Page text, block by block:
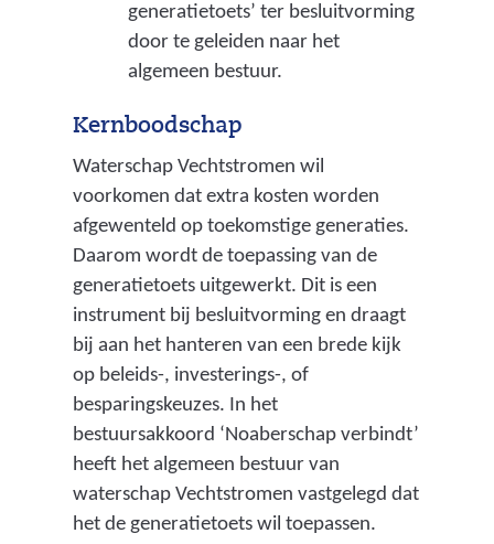
a
i
a
l
l
e
b
e
d
r
j
f
s
m
generatietoets’ ter besluitvorming
door te geleiden naar het
algemeen bestuur.
Kernboodschap
Waterschap Vechtstromen wil
voorkomen dat extra kosten worden
afgewenteld op toekomstige generaties.
Daarom wordt de toepassing van de
generatietoets uitgewerkt. Dit is een
instrument bij besluitvorming en draagt
bij aan het hanteren van een brede kijk
op beleids-, investerings-, of
besparingskeuzes. In het
bestuursakkoord ‘Noaberschap verbindt’
heeft het algemeen bestuur van
waterschap Vechtstromen vastgelegd dat
het de generatietoets wil toepassen.